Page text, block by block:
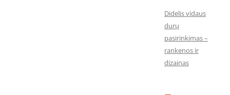
Didelis vidaus
durų
pasirinkimas –
rankenos ir
dizainas